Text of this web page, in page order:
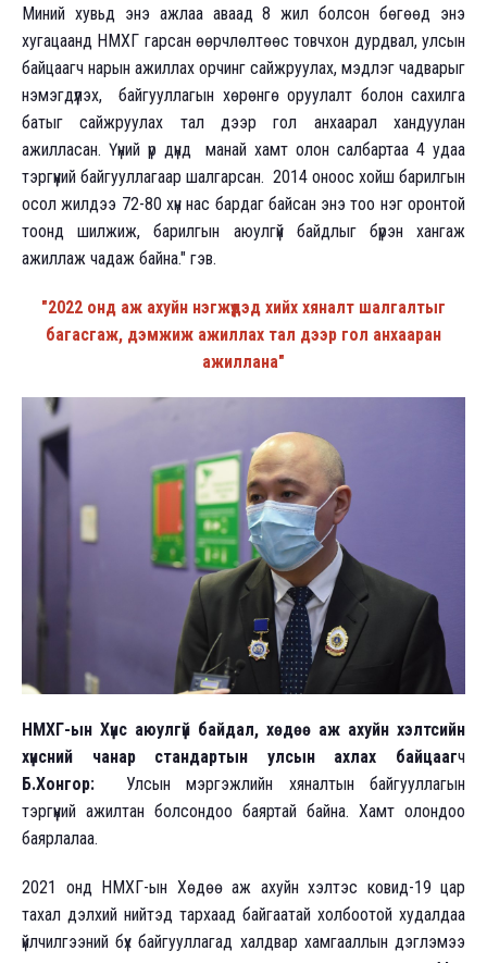
Миний хувьд энэ ажлаа аваад 8 жил болсон бөгөөд энэ
хугацаанд НМХГ гарсан өөрчлөлтөөс товчхон дурдвал, улсын
байцаагч нарын ажиллах орчинг сайжруулах, мэдлэг чадварыг
нэмэгдүүлэх, байгууллагын хөрөнгө оруулалт болон сахилга
батыг сайжруулах тал дээр гол анхаарал хандуулан
ажилласан. Үүний үр дүнд манай хамт олон салбартаа 4 удаа
тэргүүний байгууллагаар шалгарсан. 2014 оноос хойш барилгын
осол жилдээ 72-80 хүн нас бардаг байсан энэ тоо нэг оронтой
тоонд шилжиж, барилгын аюулгүй байдлыг бүрэн хангаж
ажиллаж чадаж байна." гэв.
"2022 онд аж ахуйн нэгжүүдэд хийх хяналт шалгалтыг
багасгаж, дэмжиж ажиллах тал дээр гол анхааран
ажиллана"
НМХГ-ын Хүнс аюулгүй байдал, хөдөө аж ахуйн хэлтсийн
хүнсний чанар стандартын улсын ахлах байцаагч
Б.Хонгор:
Улсын мэргэжлийн хяналтын байгууллагын
тэргүүний ажилтан болсондоо баяртай байна. Хамт олондоо
баярлалаа.
2021 онд НМХГ-ын Хөдөө аж ахуйн хэлтэс ковид-19 цар
тахал дэлхий нийтэд тархаад байгаатай холбоотой худалдаа
үйлчилгээний бүх байгууллагад халдвар хамгааллын дэглэмээ